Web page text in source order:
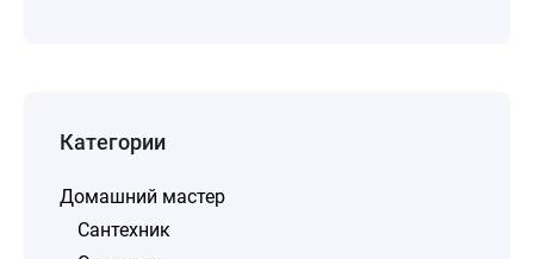
Категории
Домашний мастер
Сантехник